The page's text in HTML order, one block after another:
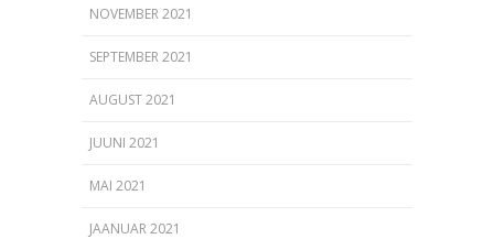
NOVEMBER 2021
SEPTEMBER 2021
AUGUST 2021
JUUNI 2021
MAI 2021
JAANUAR 2021